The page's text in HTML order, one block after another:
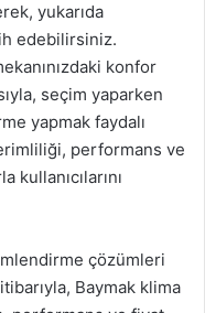
yukarıda
edebilirsiniz.
konfor
seçim yaparken
yapmak faydalı
performans ve
kullanıcılarını
çözümleri
Baymak klima